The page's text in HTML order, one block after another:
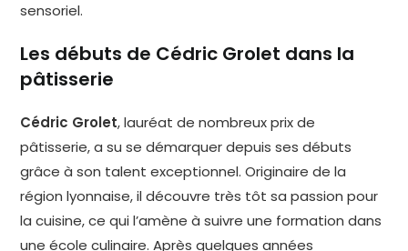
sensoriel.
Les débuts de Cédric Grolet dans la
pâtisserie
Cédric Grolet, lauréat de nombreux prix de
pâtisserie, a su se démarquer depuis ses débuts
grâce à son talent exceptionnel. Originaire de la
région lyonnaise, il découvre très tôt sa passion pour
la cuisine, ce qui l’amène à suivre une formation dans
une école culinaire. Après quelques années